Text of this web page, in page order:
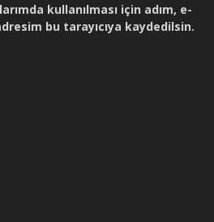
kullanılması için adım, e-
bu tarayıcıya kaydedilsin.